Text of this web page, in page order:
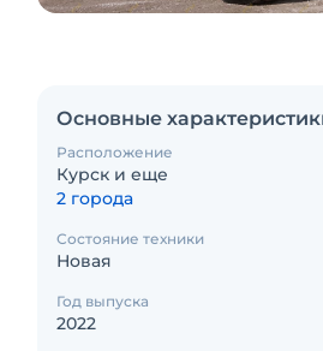
Основные
Расположение
Курск и еще
2 города
Состояние техники
Новая
Год выпуска
2022